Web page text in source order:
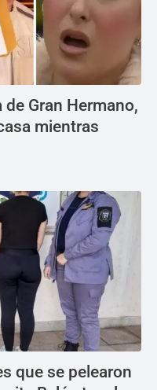
Gran Hermano,
mientras
que se pelearon